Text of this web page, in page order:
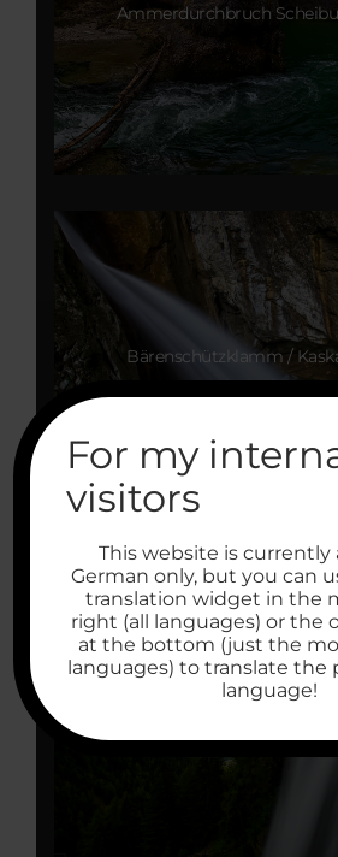
Ammerdurchbruch
Bärenschützklamm /
Mixnitz (A) 2018
Höchster Wasserfall
For my
visitors
This website is currently
German only, but you can
translation widget in the
right (all languages) or the
at the bottom (just the
languages) to translate the
language!